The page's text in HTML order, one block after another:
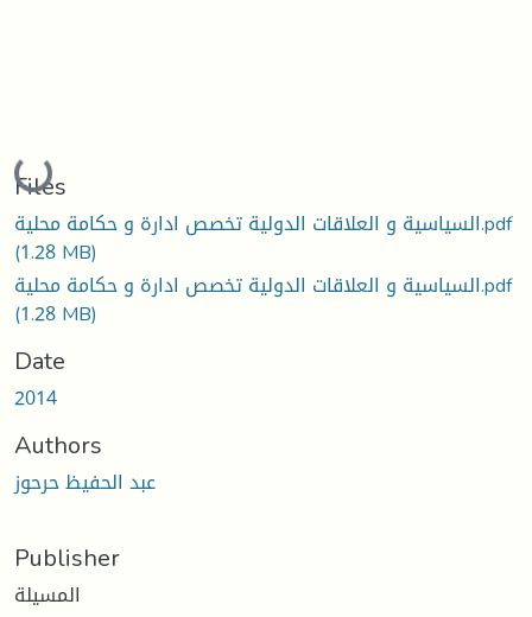
Loading...
Files
السياسية و العلاقات الدولية تخصص ادارة و حكامة محلية.pdf
(1.28 MB)
السياسية و العلاقات الدولية تخصص ادارة و حكامة محلية.pdf
(1.28 MB)
Date
2014
Authors
عبد الحفيظ حرحوز
Publisher
المسيلة